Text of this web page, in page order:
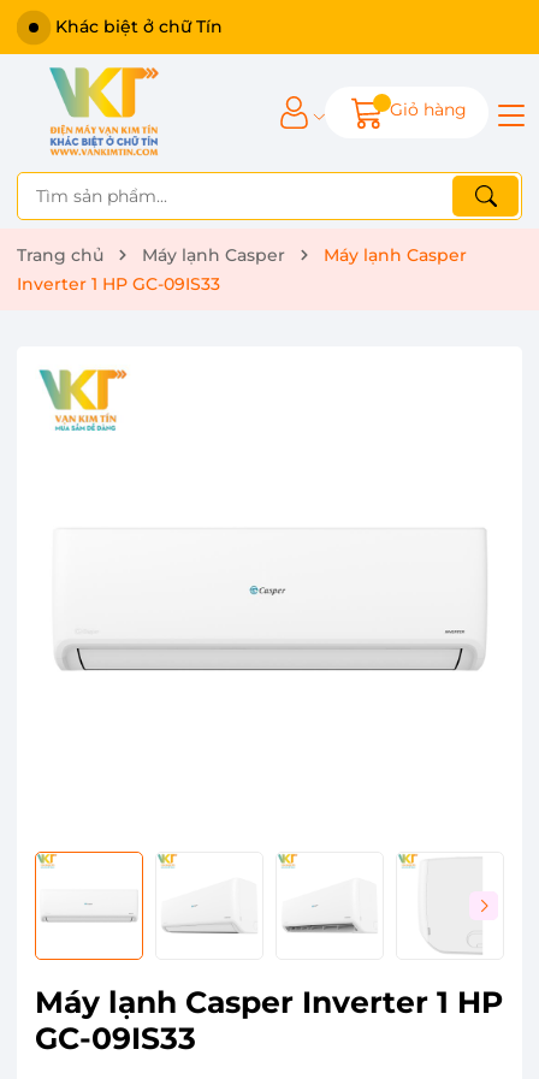
Khác biệt ở chữ Tín
Giỏ hàng
Trang chủ Máy lạnh Casper
Máy lạnh Casper
Inverter 1 HP GC-09IS33
Máy lạnh Casper Inverter 1 HP
GC-09IS33